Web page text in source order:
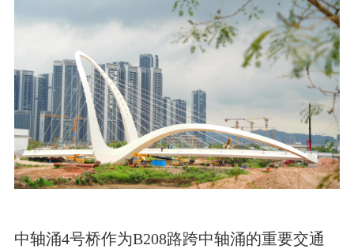
中轴涌4号桥作为B208路跨中轴涌的重要交通